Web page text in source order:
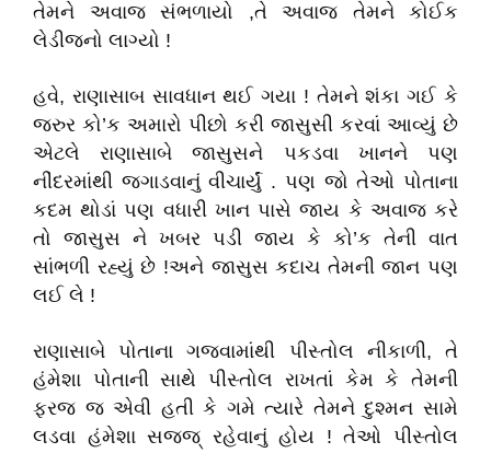
તેમને અવાજ સંભળાયો ,તે અવાજ તેમને કોઈક
લેડીજનો લાગ્યો !
હવે, રાણાસાબ સાવધાન થઈ ગયા ! તેમને શંકા ગઈ કે
જરુર કો’ક અમારો પીછો કરી જાસુસી કરવાં આવ્યું છે
એટલે રાણાસાબે જાસુસને પકડવા ખાનને પણ
નીંદરમાંથી જગાડવાનું વીચાર્યું . પણ જો તેઓ પોતાના
કદમ થોડાં પણ વધારી ખાન પાસે જાય કે અવાજ કરે
તો જાસુસ ને ખબર પડી જાય કે કો’ક તેની વાત
સાંભળી રહ્યું છે !અને જાસુસ કદાચ તેમની જાન પણ
લઈ લે !
રાણાસાબે પોતાના ગજવામાંથી પીસ્તોલ નીકાળી, તે
હંમેશા પોતાની સાથે પીસ્તોલ રાખતાં કેમ કે તેમની
ફરજ જ એવી હતી કે ગમે ત્યારે તેમને દુશ્મન સામે
લડવા હંમેશા સજ્જ્ રહેવાનું હોય ! તેઓ પીસ્તોલ